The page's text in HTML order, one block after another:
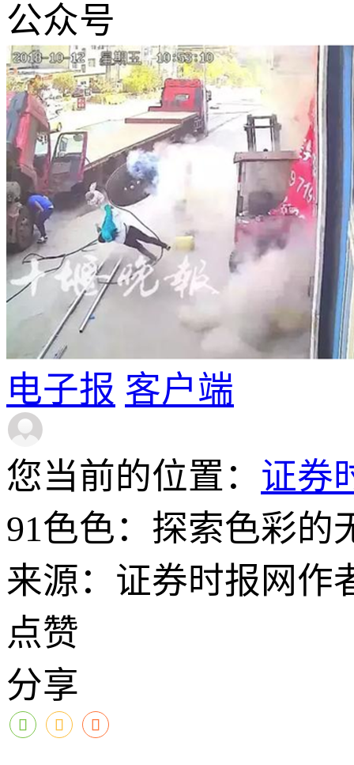
公众号
电子报 客户端
您当前的位置： 证券
91色色：探索色彩的
来源：证券时报网作
点赞
分享